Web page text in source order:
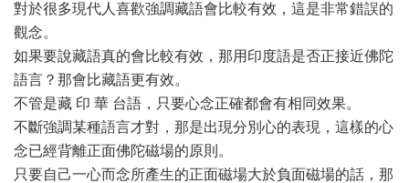
對於很多現代人喜歡強調藏語會比較有效，這是非常錯誤的
觀念。
如果要說藏語真的會比較有效，那用印度語是否正接近佛陀
語言？那會比藏語更有效。
不管是藏 印 華 台語，只要心念正確都會有相同效果。
不斷強調某種語言才對，那是出現分別心的表現，這樣的心
念已經背離正面佛陀磁場的原則。
只要自己一心而念所產生的正面磁場大於負面磁場的話，那